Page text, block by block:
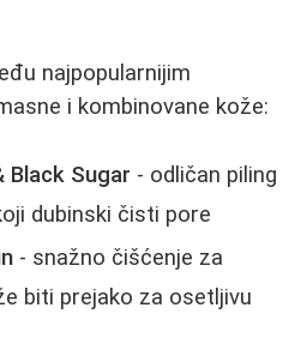
najpopularnijim
i kombinovane kože:
Black Sugar - odličan piling
dubinski čisti pore
- snažno čišćenje za
biti prejako za osetljivu